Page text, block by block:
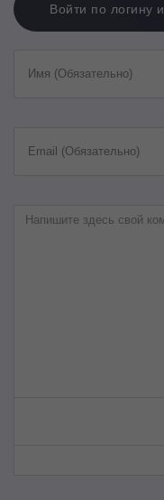
Войти по логину
Имя (Обязательно)
Email (Обязательно)